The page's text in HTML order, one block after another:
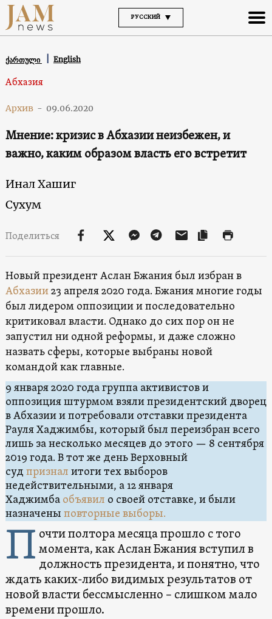
РУССКИЙ
ქართული English
Абхазия
Архив - 09.06.2020
Мнение: кризис в Абхазии неизбежен, и
важно, каким образом власть его встретит
Инал Хашиг
Сухум
Поделиться
Новый президент Аслан Бжания был избран в
Абхазии23 апреля 2020 года. Бжания многие годы
был лидером оппозиции и последовательно
критиковал власти. Однако до сих пор он не
запустил ни одной реформы, и даже сложно
назвать сферы, которые выбраны новой
командой как главные.
9 января 2020 года группа активистов и
оппозиция штурмом взяли президентский дворец
в Абхазии и потребовали отставки президента
Рауля Хаджимбы, который был переизбран всего
лишь за несколько месяцев до этого — 8 сентября
2019 года. В тот же день Верховный
суд признал итоги тех выборов
недействительными, а 12 января
Хаджимба объявил о своей отставке, и были
назначены повторные выборы.
П очти полтора месяца прошло с того
момента, как Аслан Бжания вступил в
должность президента, и понятно, что
ждать каких-либо видимых результатов от
новой власти бессмысленно – слишком мало
времени прошло.